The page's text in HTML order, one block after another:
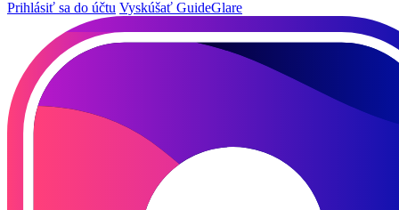
Prihlásiť sa do účtu Vyskúšať GuideGlare